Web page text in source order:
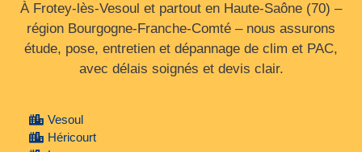
À Frotey-lès-Vesoul et partout en Haute‑Saône (70) –
région Bourgogne‑Franche‑Comté – nous assurons
étude, pose, entretien et dépannage de clim et PAC,
avec délais soignés et devis clair.
Vesoul
Héricourt